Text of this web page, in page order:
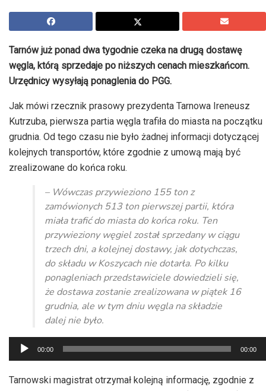
Tarnów już ponad dwa tygodnie czeka na drugą dostawę
węgla, którą sprzedaje po niższych cenach mieszkańcom.
Urzędnicy wysyłają ponaglenia do PGG.
Jak mówi rzecznik prasowy prezydenta Tarnowa Ireneusz
Kutrzuba, pierwsza partia węgla trafiła do miasta na początku
grudnia. Od tego czasu nie było żadnej informacji dotyczącej
kolejnych transportów, które zgodnie z umową mają być
zrealizowane do końca roku.
– Wówczas przywieziono 155 ton z
zamówionych 513 ton pierwszej partii, która
miała trafić do miasta do końca roku. Ten
przywieziony węgiel został sprzedany w ciągu
trzech dni, a kolejnej dostawy, jak dotychczas,
do składu w Koszycach nie dotarła. Po kilku
ponagleniach przedstawiciele dowiedzieli się,
że dostawa zostanie zrealizowana w piątek 16
grudnia, ale w tym dniu węgla na składzie
dalej nie było.
Odtwarzacz
plików
dźwiękowych
00:00 00:00
Tarnowski magistrat otrzymał kolejną informację, zgodnie z